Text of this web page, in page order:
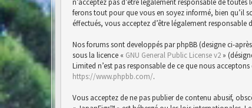
n’acceptez pas d’être légalement responsable de
ferons tout pour que vous en soyez informé, bien qu’il
éffectués, vous acceptez d’être légalement
Nos forums sont developpés par phpBB (designe ci-
sous la licence « GNU General Public License v2 »
Limited n’est pas responsable de ce que nous
https://www.phpbb.com/.
Vous acceptez de ne pas publier de contenu abusif,